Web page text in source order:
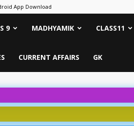
App Download
9 MADHYAMIK CLASS11
CURRENT AFFAIRS GK